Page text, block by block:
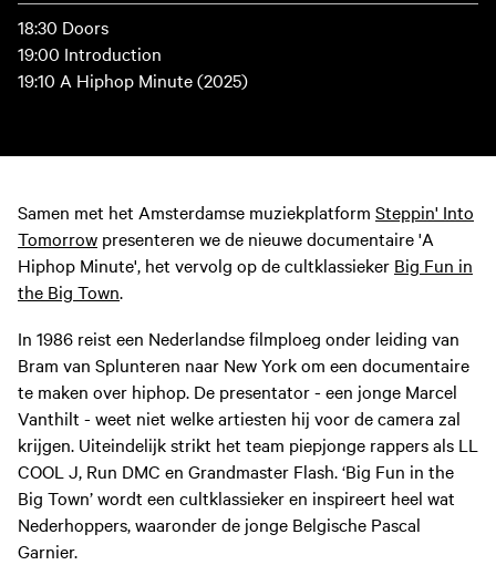
18:30 Doors
19:00 Introduction
19:10 A Hiphop Minute (2025)
Samen met het Amsterdamse muziekplatform Steppin' Into
Tomorrow presenteren we de nieuwe documentaire 'A
Hiphop Minute', het vervolg op de cultklassieker Big Fun in
the Big Town.
In 1986 reist een Nederlandse filmploeg onder leiding van
Bram van Splunteren naar New York om een documentaire
te maken over hiphop. De presentator - een jonge Marcel
Vanthilt - weet niet welke artiesten hij voor de camera zal
krijgen. Uiteindelijk strikt het team piepjonge rappers als LL
COOL J, Run DMC en Grandmaster Flash. ‘Big Fun in the
Big Town’ wordt een cultklassieker en inspireert heel wat
Nederhoppers, waaronder de jonge Belgische Pascal
Garnier.